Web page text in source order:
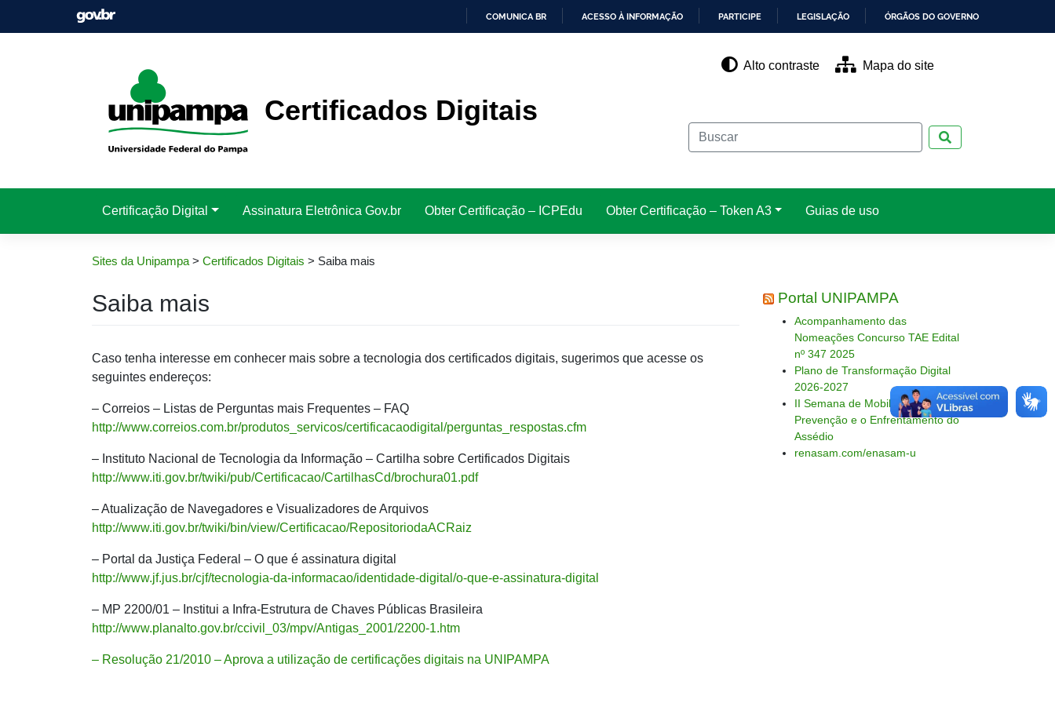
COMUNICA BR ACESSO À INFORMAÇÃO PARTICIPE LEGISLAÇÃO ÓRGÃOS DO GOVERNO
Certificados Digitais
Alto contraste Mapa do site
Certificação Digital Assinatura Eletrônica Gov.br Obter Certificação – ICPEdu Obter Certificação – Token A3 Guias de uso
Sites da Unipampa> Certificados Digitais > Saiba mais
Saiba mais
Caso tenha interesse em conhecer mais sobre a tecnologia dos certificados digitais, sugerimos que acesse os
seguintes endereços:
– Correios – Listas de Perguntas mais Frequentes – FAQ
http://www.correios.com.br/produtos_servicos/certificacaodigital/perguntas_respostas.cfm
– Instituto Nacional de Tecnologia da Informação – Cartilha sobre Certificados Digitais
http://www.iti.gov.br/twiki/pub/Certificacao/CartilhasCd/brochura01.pdf
– Atualização de Navegadores e Visualizadores de Arquivos
http://www.iti.gov.br/twiki/bin/view/Certificacao/RepositoriodaACRaiz
– Portal da Justiça Federal – O que é assinatura digital
http://www.jf.jus.br/cjf/tecnologia-da-informacao/identidade-digital/o-que-e-assinatura-digital
– MP 2200/01 – Institui a Infra-Estrutura de Chaves Públicas Brasileira
http://www.planalto.gov.br/ccivil_03/mpv/Antigas_2001/2200-1.htm
– Resolução 21/2010 – Aprova a utilização de certificações digitais na UNIPAMPA
Portal UNIPAMPA
Acompanhamento das
Nomeações Concurso TAE Edital
nº 347 2025
Plano de Transformação Digital
2026-2027
II Semana de Mobilização
Prevenção e o Enfrentamento do
Assédio
renasam.com/enasam-u